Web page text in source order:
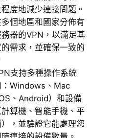
度地減少連接問題。
個地區和國家分佈有
器的VPN，以滿足基
需求，並確保一致的
支持多種操作系統
：Windows、Mac
、Android）和設備
算機、智能手機、平
，並驗證它能處理您